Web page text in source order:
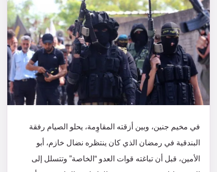
في مخيم جنين، وبين أزقته المقاوِمة، يحلو الصيام رفقة
البندقية في رمضان الذي كان ينتظره نضال خازم، أبو
الأمين، قبل أن تباغته قوات العدو “الخاصة” وتتسلل إلى